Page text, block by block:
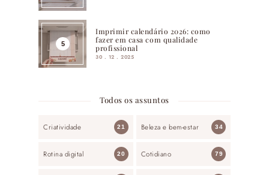
Imprimir calendário 2026: como
fazer em casa com qualidade
profissional
30 . 12 . 2025
Todos os assuntos
Criatividade 21 Beleza e bem-estar 34
Rotina digital 20 Cotidiano 79